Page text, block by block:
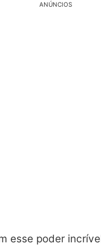
ANÚNCIOS
esse poder